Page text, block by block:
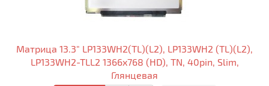
Матрица 13.3" LP133WH2(TL)(L2), LP133WH2 (TL)(L2),
LP133WH2-TLL2 1366x768 (HD), TN, 40pin, Slim,
Глянцевая